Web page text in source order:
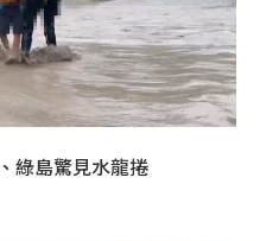
綠島驚見水龍捲